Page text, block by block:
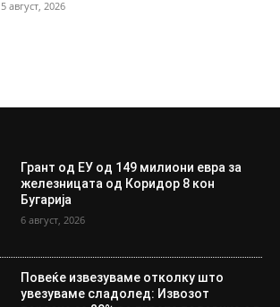
5 август, 2026
Грант од ЕУ од 149 милиони евра за
железницата од Коридор 8 кон
Бугарија
6 август, 2026
Повеќе извезуваме отколку што
увезуваме сладолед: Извозот